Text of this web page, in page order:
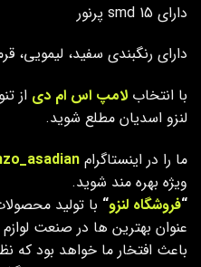
دارای smd 15 پرنور
دارای رنگبندی سفید، لیمویی،
با انتخاب لامپ اس ام دی از
لنزو اسدیان مطلع شوید.
ما را در اینستاگرام
ویژه بهره مند شوید.
“فروشگاه لنزو“ با تولید
عنوان بهترین ها در صنعت
باعث افتخار ما خواهد بود که